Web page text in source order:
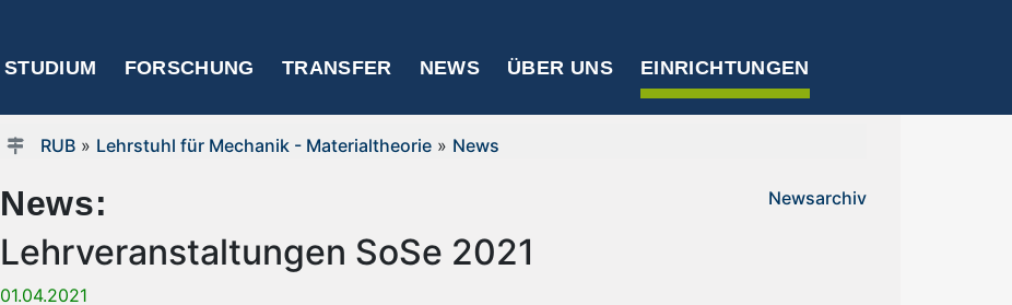
STUDIUM FORSCHUNG TRANSFER NEWS ÜBER UNS EINRICHTUNGEN
RUB» Lehrstuhl für Mechanik - Materialtheorie» News
News: Newsarchiv
Lehrveranstaltungen SoSe 2021
01.04.2021